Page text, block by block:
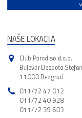
NAŠE LOKACIJA
Club Paradiso d.o.o.
Bulevar Despota
11000 Beograd
011/72 47 012
011/72 40 928
011/72 39 603